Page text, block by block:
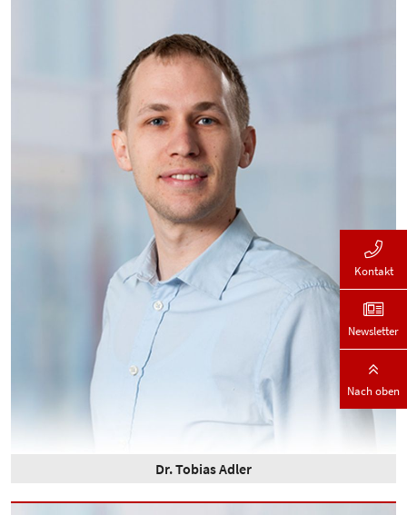
Dr. Tobias Adler
Kontakt
Newsletter
Nach oben